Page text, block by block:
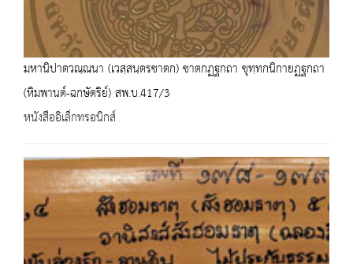
มหานิปาตวณฺณนา (เวสฺสนฺตรชาตก) ชาตกฏฐกถา ขุทฺทกนิกายฏฐกถา
(หิมพานต์-ฉกษัตริย์) สพ.บ.417/3
หนังสืออิเล็กทรอนิกส์